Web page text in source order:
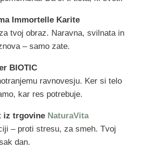
Immortelle Karite
tvoj obraz. Naravna, svilnata in
– samo zate.
BIOTIC
ravnovesju. Ker si telo
kar res potrebuje.
iz trgovine NaturaVita
– proti stresu, za smeh. Tvoj
dan.